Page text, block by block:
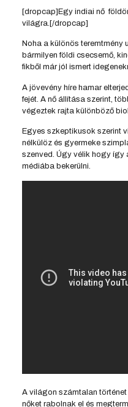
[dropcap]Egy indiai nő
világra.[/dropcap]
Noha a különös
bármilyen földi csecsemő,
fikből már jól ismert
A jövevény híre hamar
fejét. A nő állítása szerint,
végeztek rajta különböző
Egyes szkeptikusok szerint
nélkülöz és gyermeke
szenved. Úgy vélik hogy így
médiába bekerülni.
A világon számtalan
nőket rabolnak el és